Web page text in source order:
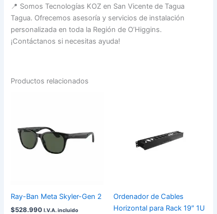
📍 Somos Tecnologías KOZ en San Vicente de Tagua
Tagua. Ofrecemos asesoría y servicios de instalación
personalizada en toda la Región de O’Higgins.
¡Contáctanos si necesitas ayuda!
Productos relacionados
Ray-Ban Meta Skyler-Gen 2
$528.990 I.V.A. incluido
Ordenador de Cables
Horizontal para Rack 19″ 1U